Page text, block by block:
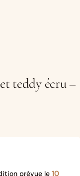
teddy écru –
:
prévue le 10